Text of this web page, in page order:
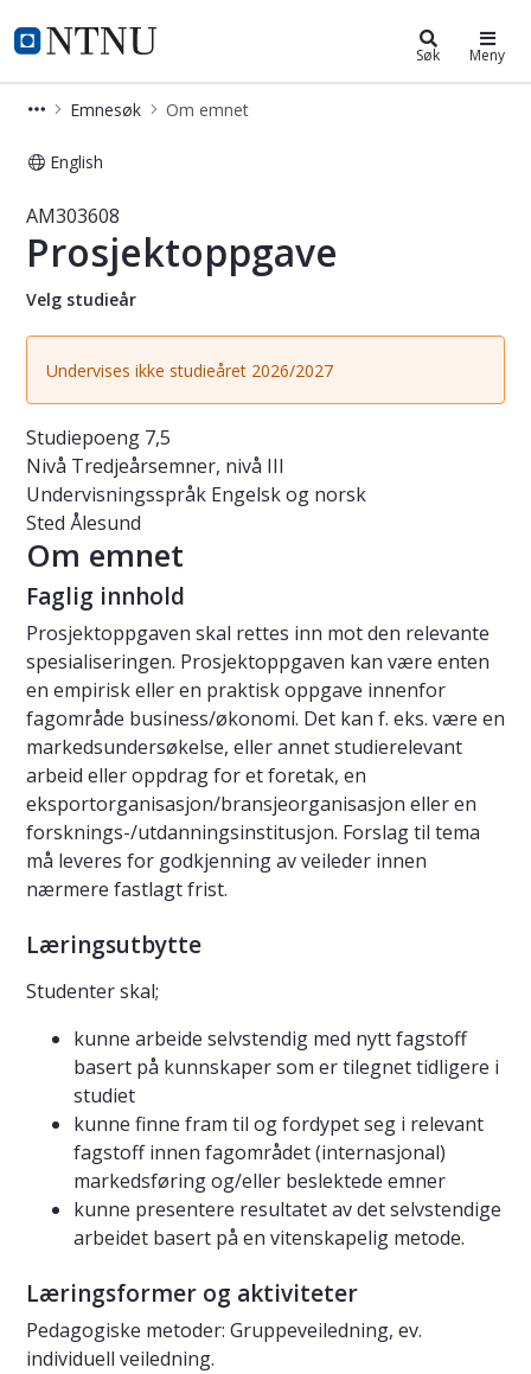
NTNU Hjemmeside
Studier Søk Meny
Emnesøk Om emnet
English
Emne - Prosjektoppgave -
AM303608
Prosjektoppgave
Velg studieår
Undervises ikke studieåret 2026/2027
Studiepoeng 7,5
Nivå Tredjeårsemner, nivå III
Undervisningsspråk Engelsk og norsk
Sted Ålesund
Om emnet
Faglig innhold
Prosjektoppgaven skal rettes inn mot den relevante
spesialiseringen. Prosjektoppgaven kan være enten
en empirisk eller en praktisk oppgave innenfor
fagområde business/økonomi. Det kan f. eks. være en
markedsundersøkelse, eller annet studierelevant
arbeid eller oppdrag for et foretak, en
eksportorganisasjon/bransjeorganisasjon eller en
forsknings-/utdanningsinstitusjon. Forslag til tema
må leveres for godkjenning av veileder innen
nærmere fastlagt frist.
Læringsutbytte
Studenter skal;
kunne arbeide selvstendig med nytt fagstoff
basert på kunnskaper som er tilegnet tidligere i
studiet
kunne finne fram til og fordypet seg i relevant
fagstoff innen fagområdet (internasjonal)
markedsføring og/eller beslektede emner
kunne presentere resultatet av det selvstendige
arbeidet basert på en vitenskapelig metode.
Læringsformer og aktiviteter
Pedagogiske metoder: Gruppeveiledning, ev.
individuell veiledning.